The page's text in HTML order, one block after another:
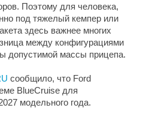
Поэтому для человека,
под тяжелый кемпер или
здесь важнее многих
между конфигурациями
допустимой массы прицепа.
сообщило, что Ford
BlueCruise для
модельного года.